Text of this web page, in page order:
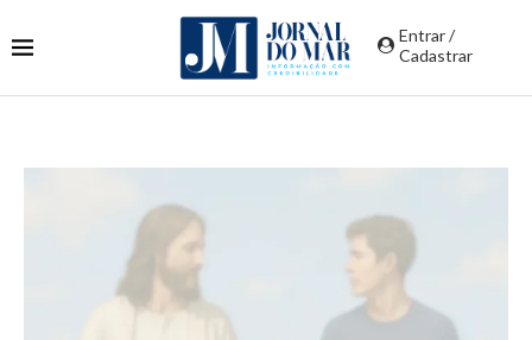
Entrar /
Cadastrar